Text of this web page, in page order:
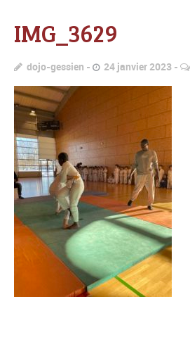
IMG_3629
dojo-gessien 24 janvier 2023